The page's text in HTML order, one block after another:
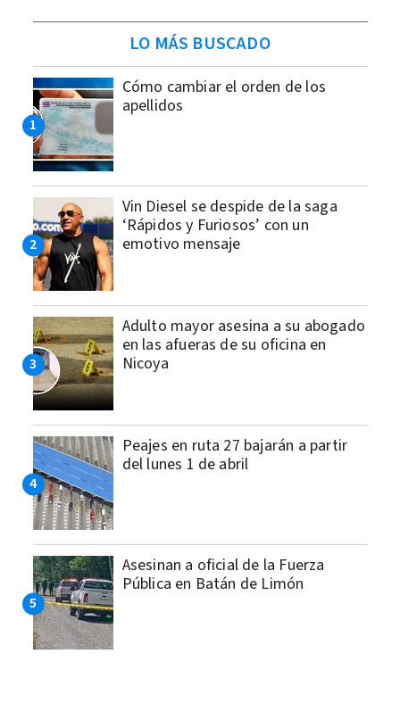
LO MÁS BUSCADO
Cómo cambiar el orden de los
apellidos
Vin Diesel se despide de la saga
‘Rápidos y Furiosos’ con un
emotivo mensaje
Adulto mayor asesina a su abogado
en las afueras de su oficina en
Nicoya
Peajes en ruta 27 bajarán a partir
del lunes 1 de abril
Asesinan a oficial de la Fuerza
Pública en Batán de Limón